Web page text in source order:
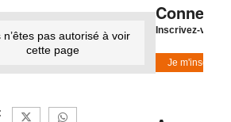
n’êtes pas autorisé à voir
cette page
Inscrivez-vous
Je m'inscris